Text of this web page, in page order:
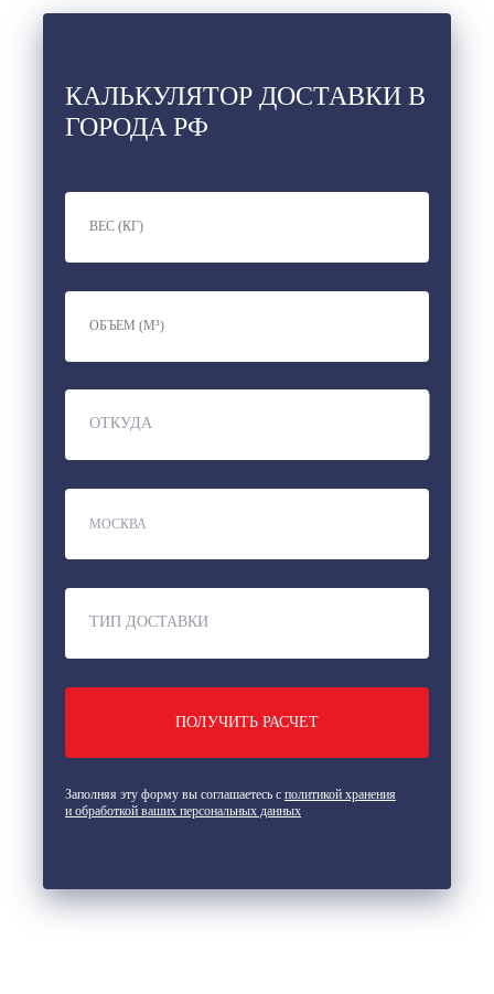
КАЛЬКУЛЯТОР ДОСТАВКИ В
ГОРОДА РФ
ОТКУДА
ТИП ДОСТАВКИ
Заполняя эту форму вы соглашаетесь с политикой хранения
и обработкой ваших персональных данных